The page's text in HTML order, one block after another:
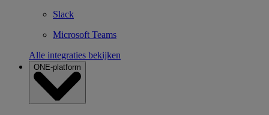
Slack
Microsoft Teams
Alle integraties bekijken
ONE-platform